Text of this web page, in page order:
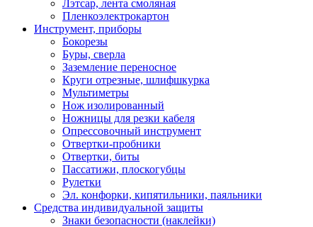
Лэтсар, лента смоляная
Пленкоэлектрокартон
Инструмент, приборы
Бокорезы
Буры, сверла
Заземление переносное
Круги отрезные, шлифшкурка
Мультиметры
Нож изолированный
Ножницы для резки кабеля
Опрессовочный инструмент
Отвертки-пробники
Отвертки, биты
Пассатижи, плоскогубцы
Рулетки
Эл. конфорки, кипятильники, паяльники
Средства индивидуальной защиты
Знаки безопасности (наклейки)